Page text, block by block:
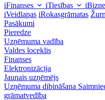
iFinanses iTiesības
iVeidlapas iRokasgrāmatas
Pasākumi
Pieredze
Uzņēmuma vadība
Valdes loceklis
Finanses
Elektronizācija
Jaunais uzņēmējs
Uzņēmuma dibināšana
grāmatvedība